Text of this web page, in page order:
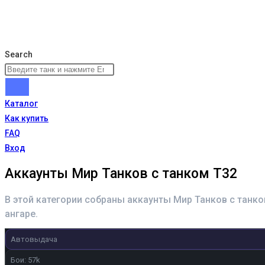
Search
Каталог
Как купить
FAQ
Вход
Аккаунты Мир Танков с танком T32
В этой категории собраны аккаунты Мир Танков с
ангаре.
Автовыдача
Бои: 57k